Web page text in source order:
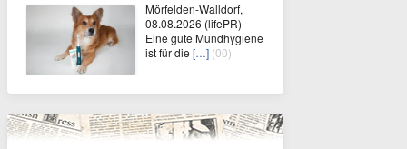
Mörfelden-Walldorf,
08.08.2026 (lifePR) -
Eine gute Mundhygiene
ist für die […] (00)